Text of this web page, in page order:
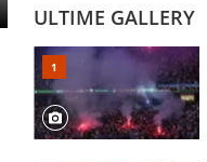
ULTIME GALLERY